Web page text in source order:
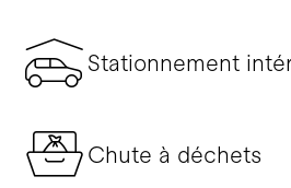
Stationnement
Chute à déchets